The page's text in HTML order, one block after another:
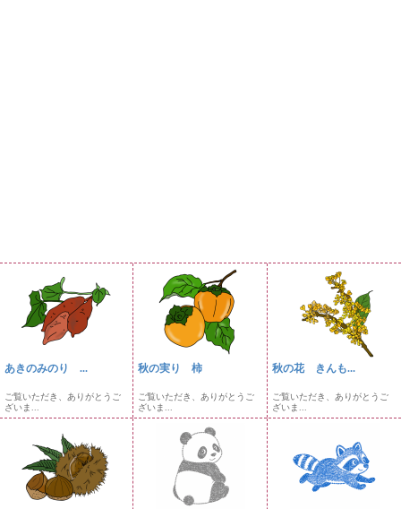
あきのみのり ...
ご覧いただき、ありがとうご
ざいま...
秋の実り 柿
ご覧いただき、ありがとうご
ざいま...
秋の花 きんも...
ご覧いただき、ありがとうご
ざいま...